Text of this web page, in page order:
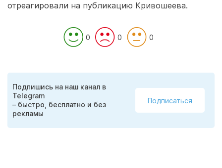
отреагировали на публикацию Кривошеева.
0 0 0
Подпишись на наш канал в
Telegram
– быстро, бесплатно и без
рекламы
Подписаться